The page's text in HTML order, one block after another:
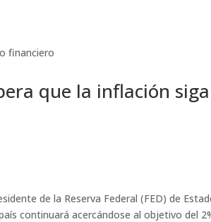
financiero
que la inflación
de la Reserva Federal (FED) de
continuará acercándose al objetivo del